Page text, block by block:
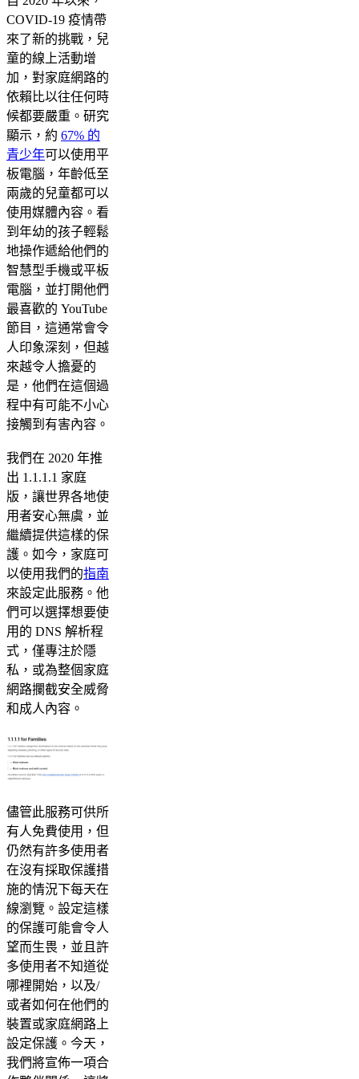
COVID-19 疫情帶
來了新的挑戰，兒
童的線上活動增
加，對家庭網路的
依賴比以往任何時
候都要嚴重。研究
顯示，約 67% 的
青少年可以使用平
板電腦，年齡低至
兩歲的兒童都可以
使用媒體內容。看
到年幼的孩子輕鬆
地操作遞給他們的
智慧型手機或平板
電腦，並打開他們
最喜歡的 YouTube
節目，這通常會令
人印象深刻，但越
來越令人擔憂的
是，他們在這個過
程中有可能不小心
接觸到有害內容。
我們在 2020 年推
出 1.1.1.1 家庭
版，讓世界各地使
用者安心無虞，並
繼續提供這樣的保
護。如今，家庭可
以使用我們的指南
來設定此服務。他
們可以選擇想要使
用的 DNS 解析程
式，僅專注於隱
私，或為整個家庭
網路攔截安全威脅
和成人內容。
儘管此服務可供所
有人免費使用，但
仍然有許多使用者
在沒有採取保護措
施的情況下每天在
線瀏覽。設定這樣
的保護可能會令人
望而生畏，並且許
多使用者不知道從
哪裡開始，以及/
或者如何在他們的
裝置或家庭網路上
設定保護。今天，
我們將宣佈一項合